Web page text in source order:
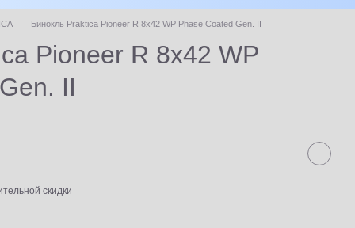
Бинокль Praktica Pioneer R 8x42 WP Phase Coated Gen. II
Pioneer R 8x42 WP
II
скидки